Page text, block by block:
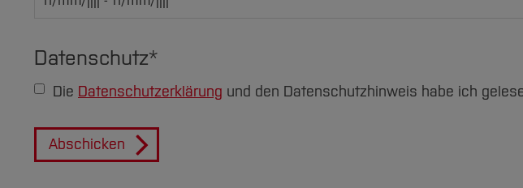
Datenschutz*
Die Datenschutzerklärung und den Datenschutzhinweis habe ich
Abschicken